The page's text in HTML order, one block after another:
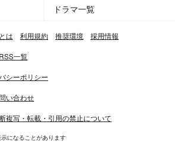
ドラマ一覧
は 利用規約 推奨環境 採用情報
RSS一覧
シーポリシー
い合わせ
複写・転載・引用の禁止について
になることがあります